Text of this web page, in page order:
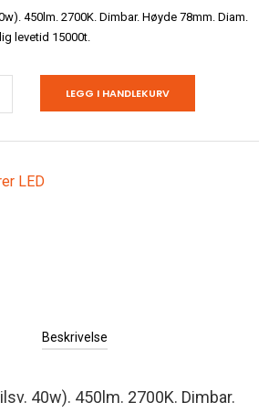
450lm. 2700K. Dimbar. Høyde 78mm. Diam.
levetid 15000t.
LEGG I HANDLEKURV
LED
Beskrivelse
40w). 450lm. 2700K. Dimbar.